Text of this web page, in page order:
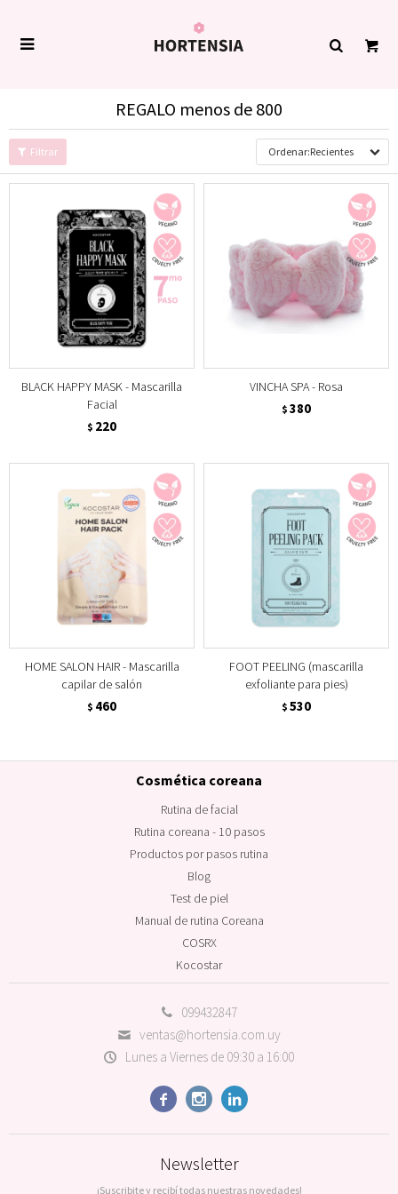

REGALO menos de 800
Recientes
BLACK HAPPY MASK - Mascarilla
Facial
$ 220
VINCHA SPA - Rosa
$ 380
HOME SALON HAIR - Mascarilla
capilar de salón
$ 460
FOOT PEELING (mascarilla
exfoliante para pies)
$ 530
099432847
ventas@hortensia.com.uy
Lunes a Viernes de 09:30 a 16:00
  
Cosmética coreana
Rutina de facial
Rutina coreana - 10 pasos
Productos por pasos rutina
Blog
Test de piel
Manual de rutina Coreana
COSRX
Kocostar
Newsletter
¡Suscribite y recibí todas nuestras novedades!